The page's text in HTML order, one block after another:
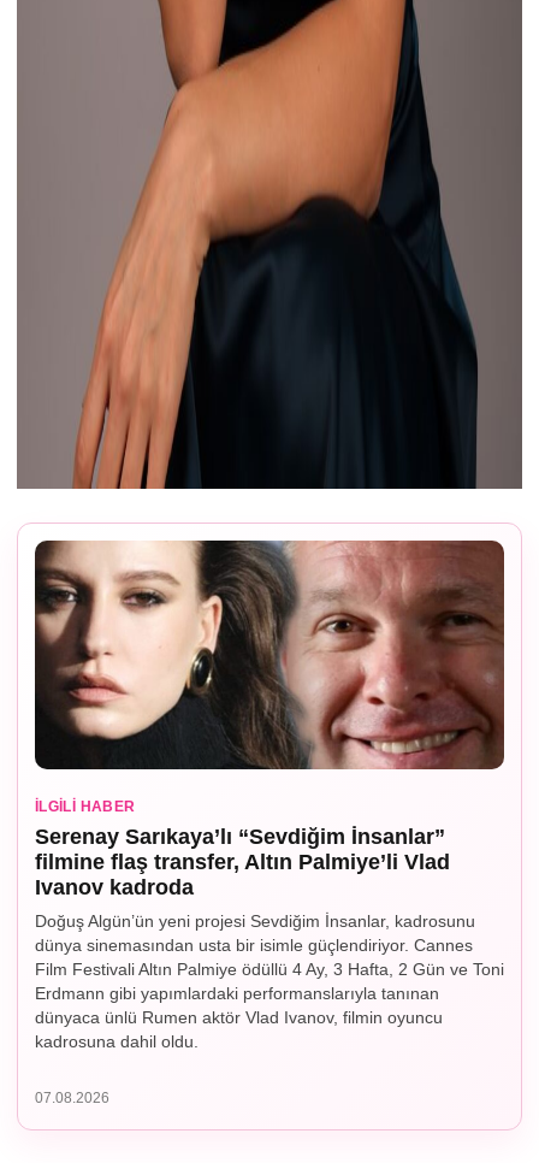
İLGILI HABER
Serenay Sarıkaya’lı “Sevdiğim İnsanlar”
filmine flaş transfer, Altın Palmiye’li Vlad
Ivanov kadroda
Doğuş Algün’ün yeni projesi Sevdiğim İnsanlar, kadrosunu
dünya sinemasından usta bir isimle güçlendiriyor. Cannes
Film Festivali Altın Palmiye ödüllü 4 Ay, 3 Hafta, 2 Gün ve Toni
Erdmann gibi yapımlardaki performanslarıyla tanınan
dünyaca ünlü Rumen aktör Vlad Ivanov, filmin oyuncu
kadrosuna dahil oldu.
07.08.2026